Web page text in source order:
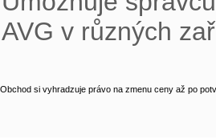
AVG v různých
Obchod si vyhradzuje právo na zmenu ceny až po